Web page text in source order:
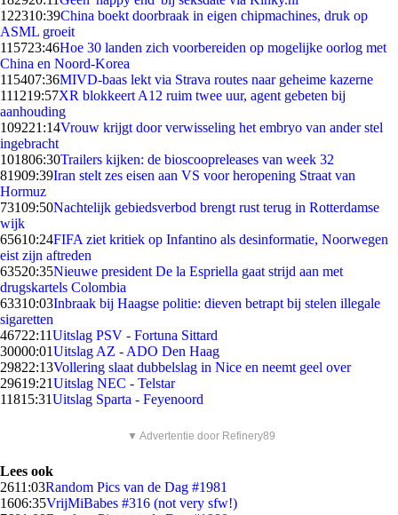
122310:39China boekt doorbraak in eigen chipmachines, druk op
ASML groeit
115723:46Hoe 30 landen zich voorbereiden op mogelijke oorlog met
China en Noord-Korea
115407:36MIVD-baas lekt via Strava routes naar geheime kazerne
111219:57XR blokkeert A12 ruim twee uur, agent gebeten bij
aanhouding
109221:14Vrouw krijgt door verwisseling het embryo van ander stel
ingebracht
101806:30Trailers kijken: de bioscoopreleases van week 32
81909:39Iran stelt zes eisen aan VS voor heropening Straat van
Hormuz
73109:50Nachtelijk gebiedsverbod brengt rust terug in Rotterdamse
wijk
65610:24FIFA ziet kritiek op Infantino als desinformatie, Noorwegen
eist zijn aftreden
63520:35Nieuwe president De la Espriella gaat strijd aan met
drugskartels Colombia
63310:03Inbraak bij Haagse politie: dieven betrapt bij stelen illegale
sigaretten
46722:11Uitslag PSV - Fortuna Sittard
30000:01Uitslag AZ - ADO Den Haag
29822:13Vollering slaat dubbelslag in Nice en neemt geel over
29619:21Uitslag NEC - Telstar
11815:31Uitslag Sparta - Feyenoord
▼ Advertentie door Refinery89
Lees ook
2611:03Random Pics van de Dag #1981
1606:35VrijMiBabes #316 (not very sfw!)